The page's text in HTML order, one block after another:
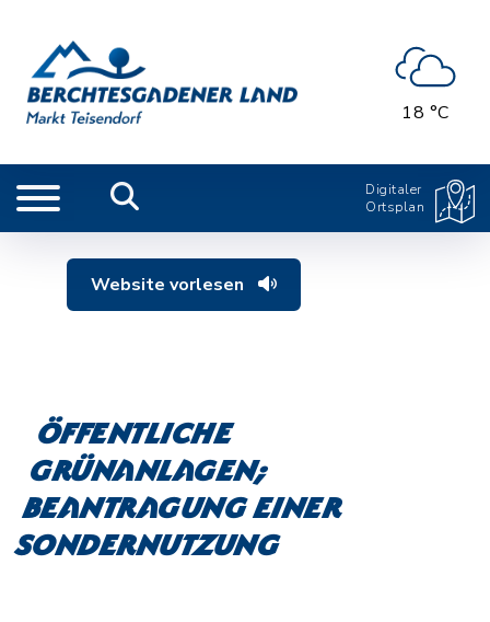
18 °C
Digitaler
Ortsplan
Website vorlesen
Öffentliche
Grünanlagen;
Beantragung einer
Sondernutzung